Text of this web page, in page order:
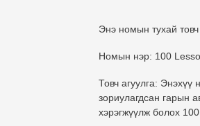
Энэ номын тухай
Номын нэр: 100
Товч агуулга: Энэхүү
зориулагдсан гарын
хэрэгжүүлж болох